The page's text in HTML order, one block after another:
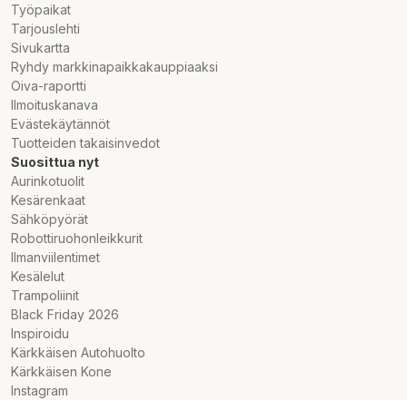
Työpaikat
Tarjouslehti
Sivukartta
Ryhdy markkinapaikkakauppiaaksi
Oiva-raportti
Ilmoituskanava
Evästekäytännöt
Tuotteiden takaisinvedot
Suosittua nyt
Aurinkotuolit
Kesärenkaat
Sähköpyörät
Robottiruohonleikkurit
Ilmanviilentimet
Kesälelut
Trampoliinit
Black Friday 2026
Inspiroidu
Kärkkäisen Autohuolto
Kärkkäisen Kone
Instagram